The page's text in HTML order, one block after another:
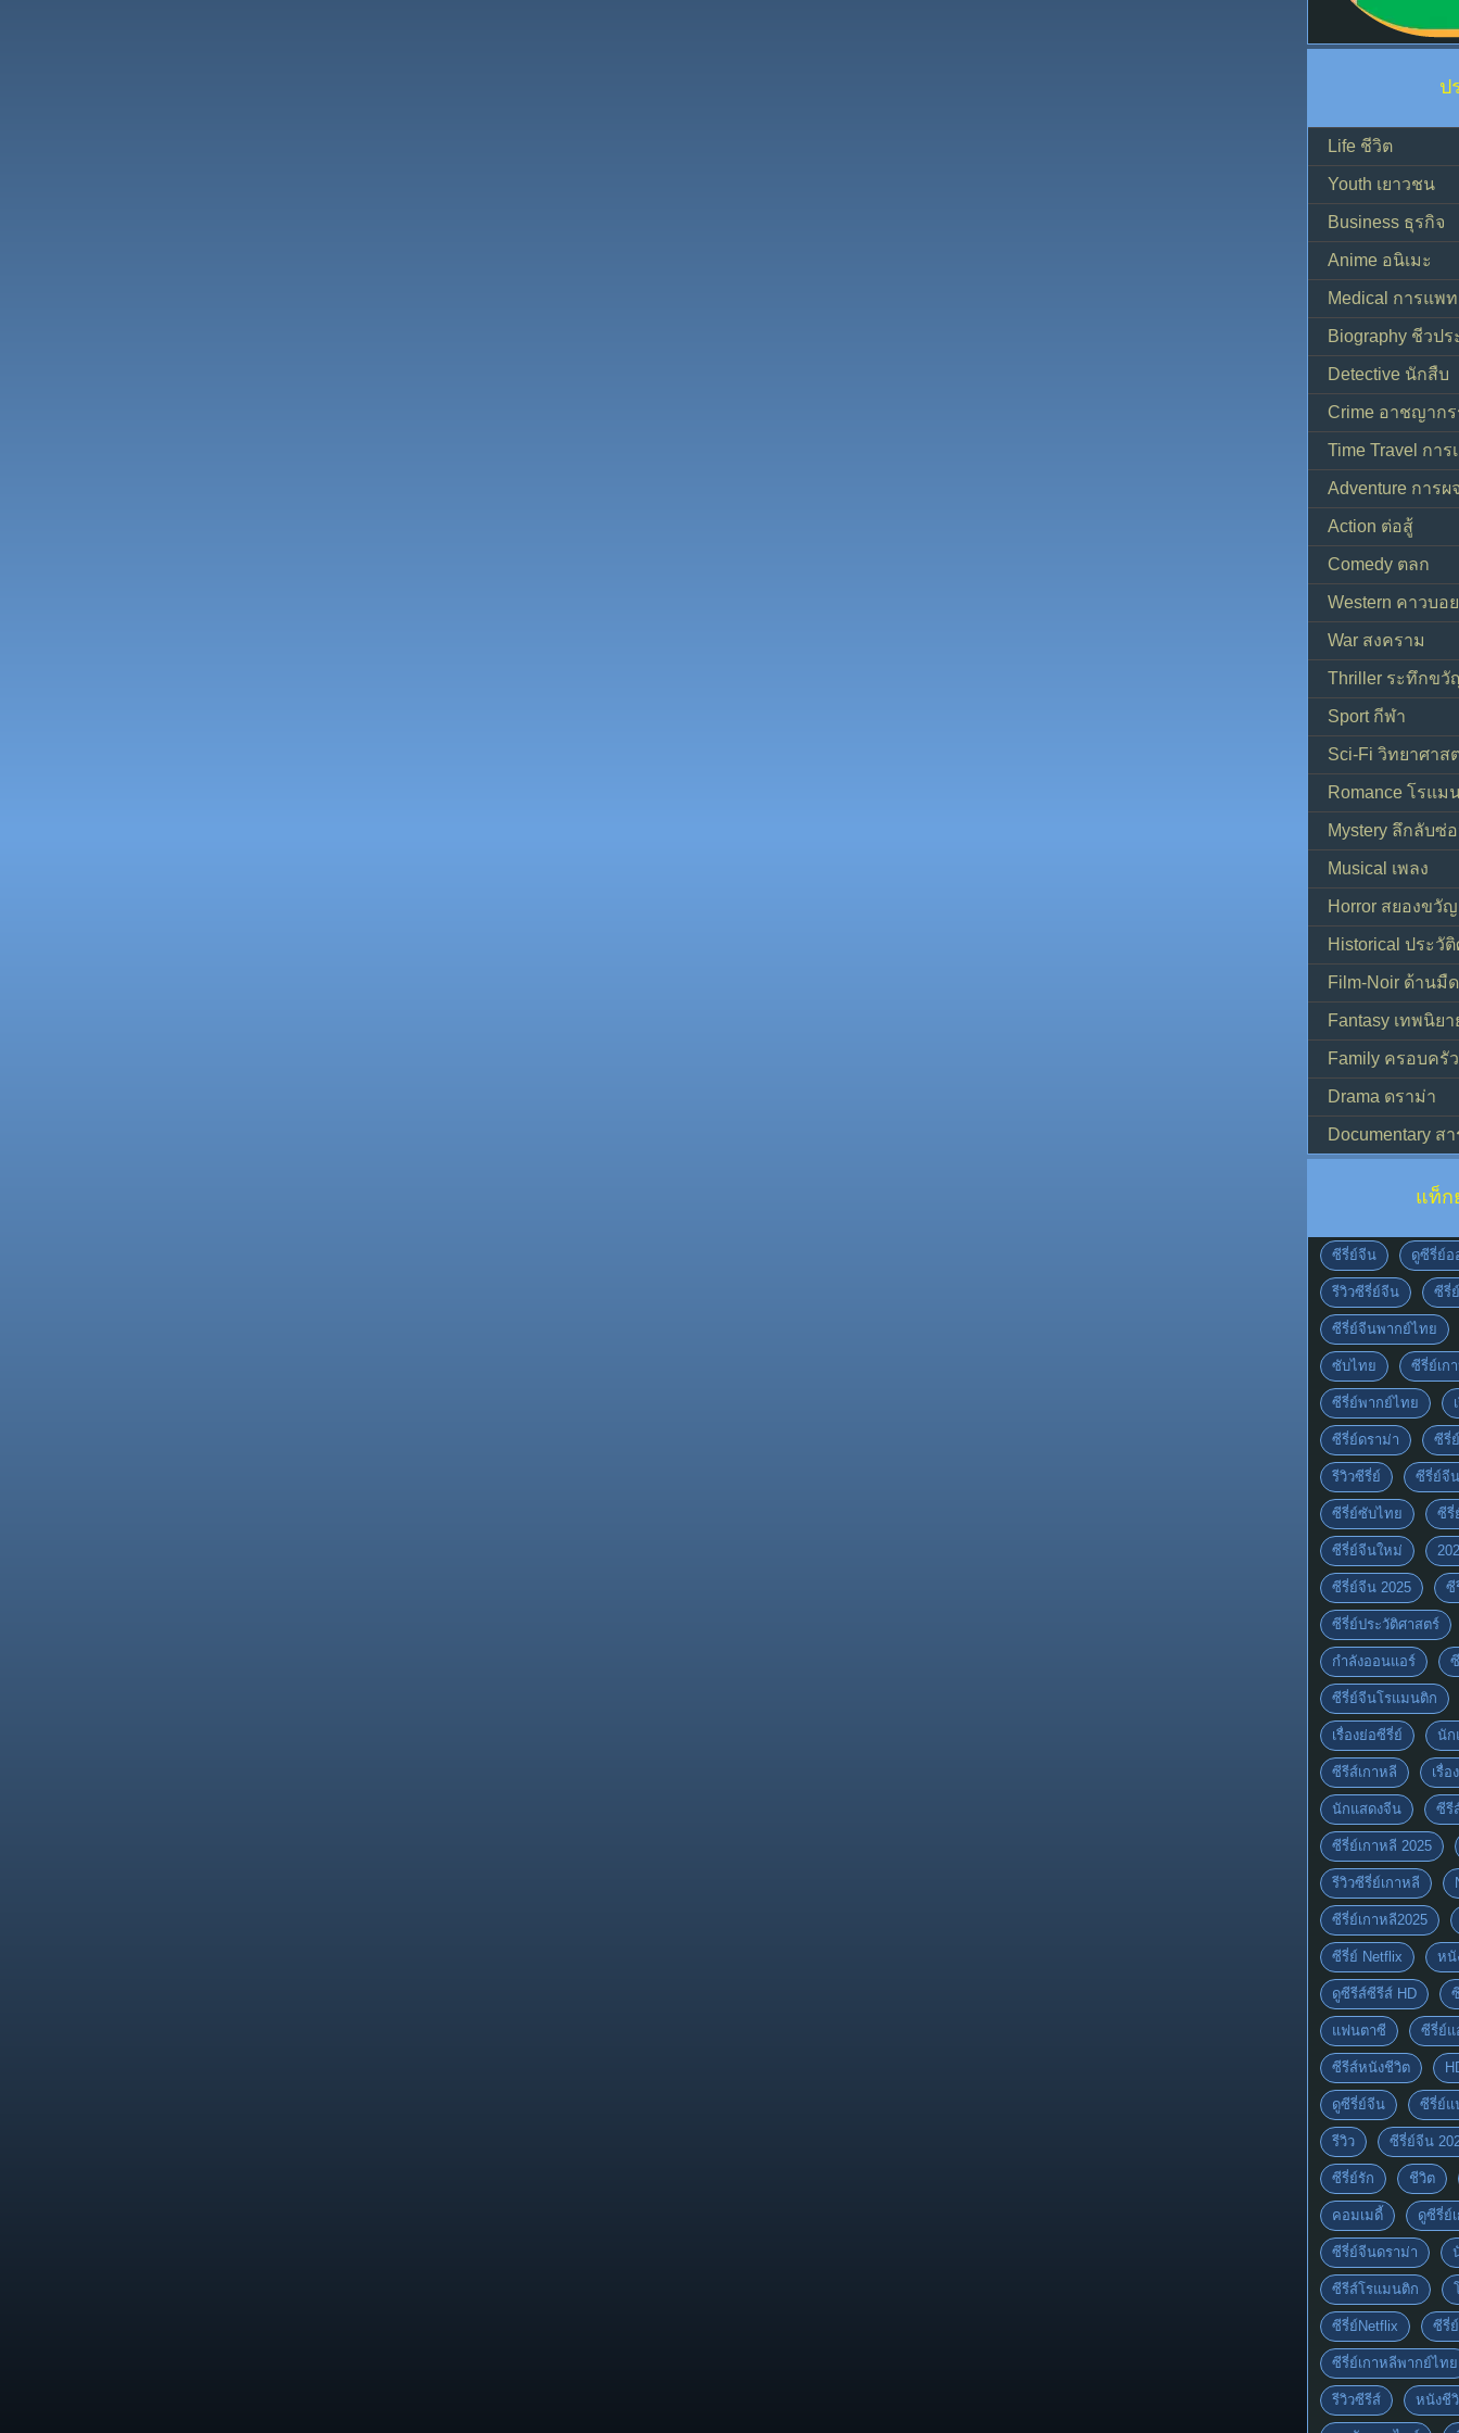
ป
Life ชีวิต
Youth เยาวชน
Business ธุรกิจ
Anime อนิเมะ
Medical การแพ
Biography ชีวปร
Detective นักสืบ
Crime อาชญาก
Time Travel กา
Adventure การ
Action ต่อสู้
Comedy ตลก
Western คาวบอ
War สงคราม
Thriller ระทึกขวั
Sport กีฬา
Sci-Fi วิทยาศาส
Romance โรแม
Mystery ลึกลับซ่
Musical เพลง
Horror สยองขวัญ
Historical ประวั
Film-Noir ด้านมื
Fantasy เทพนิยา
Family ครอบครัว
Drama ดราม่า
Documentary ส
แท็ก
ซีรี่ย์จีน ดูซีรี่ย์อ
รีวิวซีรี่ย์จีน ซีรี่
ซีรี่ย์จีนพากย์ไทย
ซับไทย ซีรี่ย์เก
ซีรี่ย์พากย์ไทย
ซีรี่ย์ดราม่า ซีรี่
รีวิวซีรี่ย์ ซีรี่ย์จี
ซีรี่ย์ซับไทย ซีรี่
ซีรี่ย์จีนใหม่
ซีรี่ย์จีน 2025 ซี
ซีรี่ย์ประวัติศาสตร์
กำลังออนแอร์
ซีรี่ย์จีนโรแมนติก
เรื่องย่อซีรี่ย์ นัก
ซีรีส์เกาหลี เรื่อ
นักแสดงจีน ซีรี
ซีรี่ย์เกาหลี 2025
รีวิวซีรี่ย์เกาหลี
ซีรี่ย์เกาหลี2025
ซีรี่ย์ Netflix หนั
ดูซีรีส์ซีรีส์ HD
แฟนตาซี ซีรี่ย์
ซีรีส์หนังชีวิต
ดูซีรี่ย์จีน ซีรี่ย์แ
รีวิว ซีรี่ย์จีน
ซีรี่ย์รัก ชีวิต
คอมเมดี้ ดูซีรี่ย์
ซีรี่ย์จีนดราม่า
ซีรีส์โรแมนติก
ซีรี่ย์Netflix ซีรี่
ซีรี่ย์เกาหลีพากย์ไทย
รีวิวซีรีส์ หนังชี